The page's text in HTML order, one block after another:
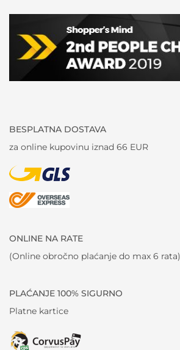
BESPLATNA DOSTAVA
za online kupovinu iznad 66 EUR
ONLINE NA RATE
(Online obročno plaćanje do max 6 rata)
PLAĆANJE 100% SIGURNO
Platne kartice